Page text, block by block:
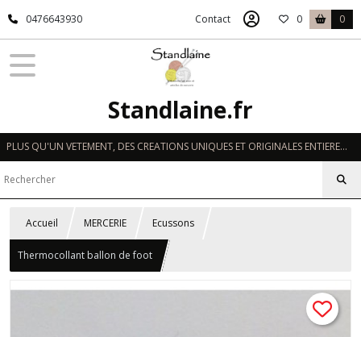
0476643930 Contact 0 0
Standlaine.fr
PLUS QU'UN VETEMENT, DES CREATIONS UNIQUES ET ORIGINALES ENTIEREMENT REALISEES A LA MAIN EN FRANCE
Accueil MERCERIE Ecussons
Thermocollant ballon de foot